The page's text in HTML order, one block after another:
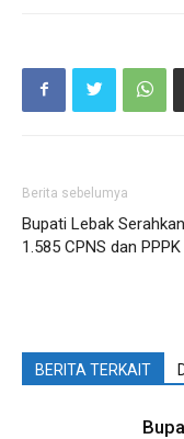
Berita sebelumya
Bupati Lebak
1.585 CPNS dan PPPK
BERITA TERKAIT